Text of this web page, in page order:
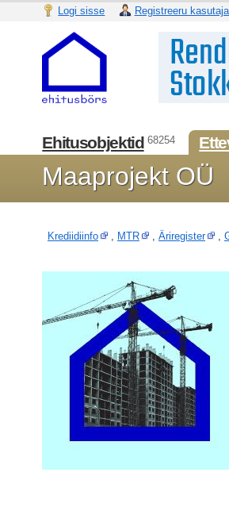
Logi sisse Registreeru
Ehitusobjektid 68254
Maaprojekt OÜ
Krediidiinfo , MTR , Äriregister ,